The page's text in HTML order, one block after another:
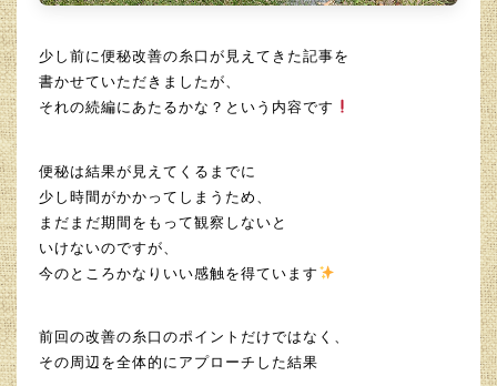
少し前に便秘改善の糸口が見えてきた記事を
書かせていただきましたが、
それの続編にあたるかな？という内容です
便秘は結果が見えてくるまでに
少し時間がかかってしまうため、
まだまだ期間をもって観察しないと
いけないのですが、
今のところかなりいい感触を得ています
前回の改善の糸口のポイントだけではなく、
その周辺を全体的にアプローチした結果